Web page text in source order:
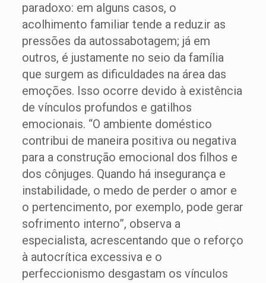
paradoxo: em alguns casos, o
acolhimento familiar tende a reduzir as
pressões da autossabotagem; já em
outros, é justamente no seio da família
que surgem as dificuldades na área das
emoções. Isso ocorre devido à existência
de vínculos profundos e gatilhos
emocionais. “O ambiente doméstico
contribui de maneira positiva ou negativa
para a construção emocional dos filhos e
dos cônjuges. Quando há insegurança e
instabilidade, o medo de perder o amor e
o pertencimento, por exemplo, pode gerar
sofrimento interno”, observa a
especialista, acrescentando que o reforço
à autocrítica excessiva e o
perfeccionismo desgastam os vínculos